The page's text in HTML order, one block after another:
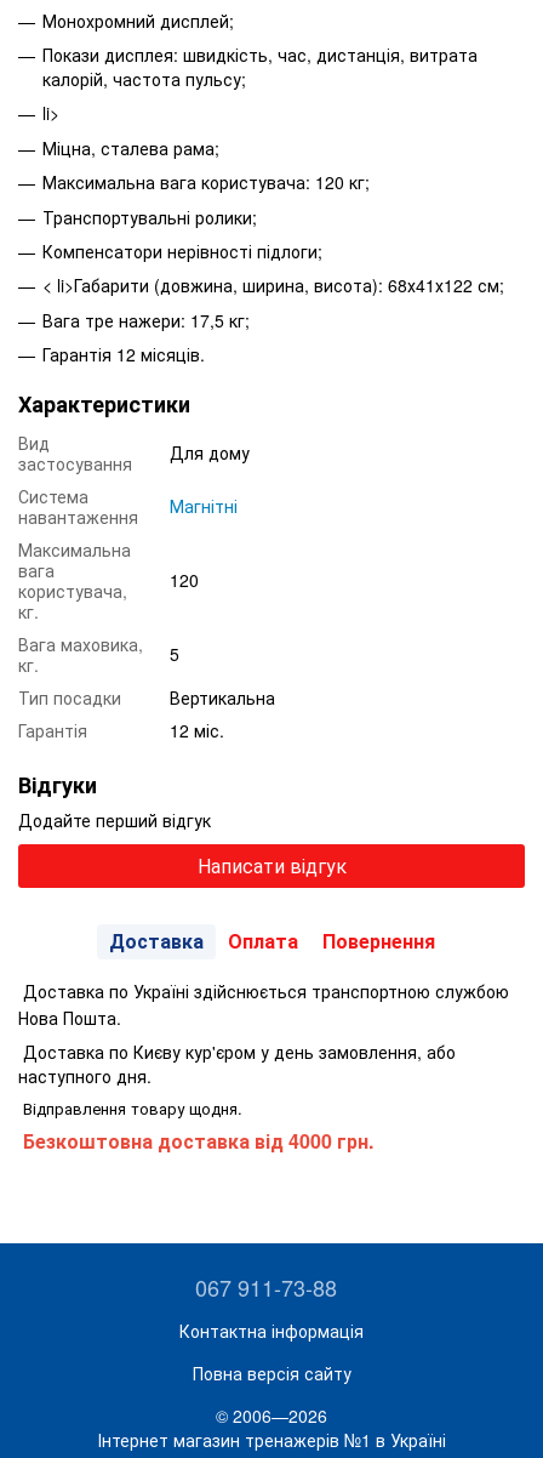
Монохромний дисплей;
Покази дисплея: швидкість, час, дистанція, витрата
калорій, частота пульсу;
li>
Міцна, сталева рама;
Максимальна вага користувача: 120 кг;
Транспортувальні ролики;
Компенсатори нерівності підлоги;
< li>Габарити (довжина, ширина, висота): 68х41х122 см;
Вага тре нажери: 17,5 кг;
Гарантія 12 місяців.
Характеристики
Вид
застосування
Для дому
Система
навантаження
Магнітні
Максимальна
вага
користувача,
кг.
120
Вага маховика,
кг.
5
Тип посадки
Вертикальна
Гарантія
12 міс.
Відгуки
Додайте перший відгук
Написати відгук
Доставка Оплата Повернення
Доставка по Україні здійснюється транспортною службою
Нова Пошта.
Доставка по Києву кур'єром у день замовлення, або
наступного дня.
Відправлення товару щодня.
Безкоштовна доставка від 4000 грн.
067 911-73-88
Контактна інформація
Повна версія сайту
© 2006—2026
Інтернет магазин тренажерів №1 в Україні